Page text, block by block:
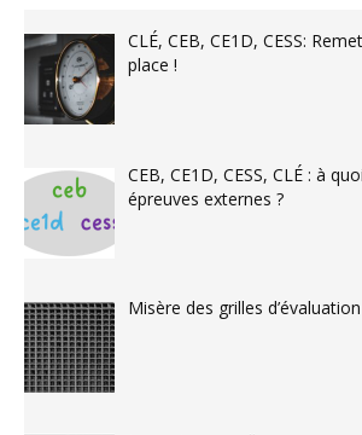
CLÉ, CEB, CE1D, CESS:
place !
CEB, CE1D, CESS, CLÉ : à
épreuves externes ?
Misère des grilles d’évaluation